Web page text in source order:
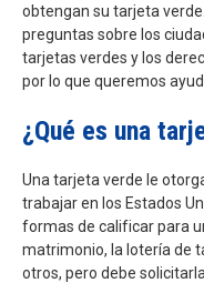
obtengan su tarjeta
preguntas sobre los
tarjetas verdes y los
por lo que queremos
¿Qué es una
Una tarjeta verde le
trabajar en los Estados
formas de calificar para
matrimonio, la lotería de
otros, pero debe